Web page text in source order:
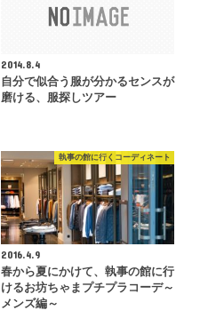
2014.8.4
自分で似合う服が分かるセンスが
磨ける、服探しツアー
執事の館に行くコーディネート
2016.4.9
春から夏にかけて、執事の館に行
けるお坊ちゃまプチプラコーデ～
メンズ編～